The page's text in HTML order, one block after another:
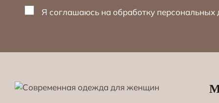
Я соглашаюсь на обработку